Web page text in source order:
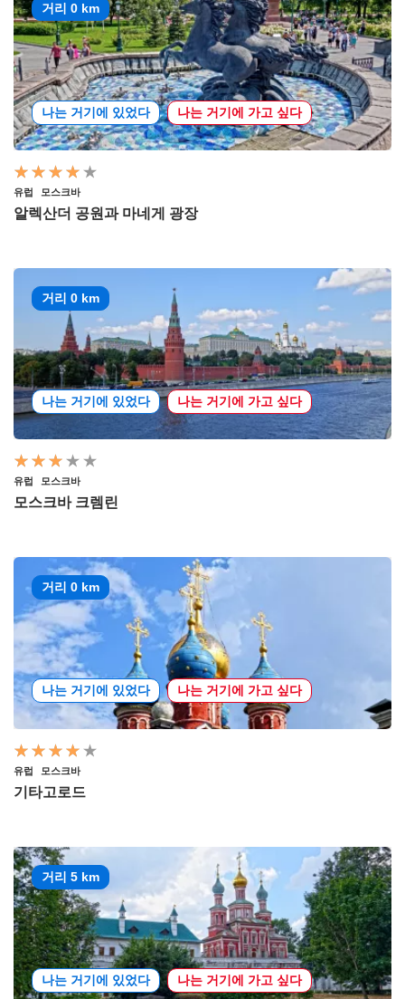
거리 0 km
나는 거기에 있었다 나는 거기에 가고 싶다
유럽 모스크바
알렉산더 공원과 마네게 광장
거리 0 km
나는 거기에 있었다 나는 거기에 가고 싶다
유럽 모스크바
모스크바 크렘린
거리 0 km
나는 거기에 있었다 나는 거기에 가고 싶다
유럽 모스크바
기타고로드
거리 5 km
나는 거기에 있었다 나는 거기에 가고 싶다